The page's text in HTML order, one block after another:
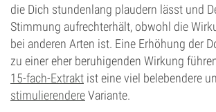
die Dich stundenlang plaudern lässt und
Stimmung aufrechterhält, obwohl die
bei anderen Arten ist. Eine Erhöhung der
zu einer eher beruhigenden Wirkung
15-fach-Extrakt ist eine viel belebendere
stimulierendereVariante.